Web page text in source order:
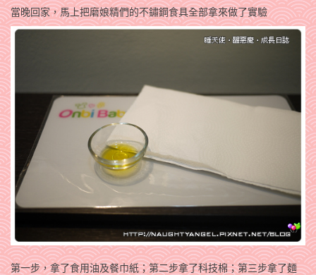
當晚回家，馬上把磨娘精們的不鏽鋼食具全部拿來做了實驗
第一步，拿了食用油及餐巾紙；第二步拿了科技棉；第三步拿了麵